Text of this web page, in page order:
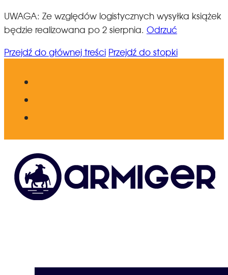
UWAGA: Ze względów logistycznych wysyłka książek
będzie realizowana po 2 sierpnia. Odrzuć
Przejdź do głównej treści Przejdź do stopki